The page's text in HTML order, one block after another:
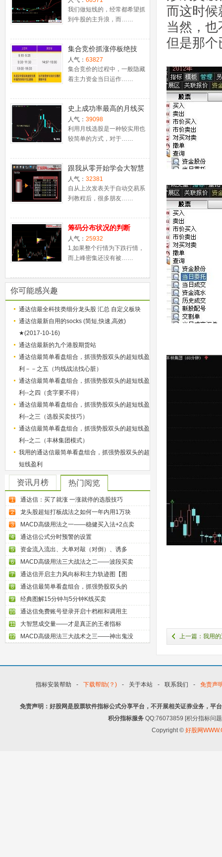
捉涨停板的技巧（图解）
我们做短线的，经常都希望抓
到牛股的主升浪，而……
集合竞价抓涨停板绝技
（附公式源码）
人气： 63827
集合竞价的过程中，一般隐藏
着主力资金当日运作……
史上成功率最高的月线买
入法，精准高效筛选暴涨
牛股，堪称选股法宝！
人气： 39098
利用月线选股是一种较实用也
较简单的方式，对于……
跟我从零开始学会大智慧
股票池自动交易
人气： 32381
自从上次发表关于自动交易系
列教程后，很多朋友……
筹码分布状况的判断
人气： 25932
1,如果整个行情为下跌行情，
而上峰密集还没有被……
你可能感兴趣
通达信最全科技类细分龙头股 汇总 自定义板块
通达信最新自用的socks (简短,快速,高效)
★(2017-10-16)
通达信最新的九个港股期货站
通达信最简单看盘组合，抓强势股双头的超短线盈
利－－之五（均线战法找心脏）
通达信最简单看盘组合，抓强势股双头的超短线盈
利--之四（贪字要不得）
通达信最简单看盘组合，抓强势股双头的超短线盈
利--之三（选股买卖技巧）
通达信最简单看盘组合，抓强势股双头的超短线盈
利--之二（丰林集团模式）
我用的通达信最简单看盘组合，抓强势股双头的超
短线盈利
资讯月榜 热门阅览
1 通达信：买了就涨 一涨就停的选股技巧
2 龙头股超短打板战法之如何一年内用1万块
3 MACD高级用法之一——稳健买入法+2点卖
4 通达信公式分时预警的设置
5 资金流入流出、大单对敲（对倒）、诱多
6 MACD高级用法三大战法之二——波段买卖
7 通达信开启主力风向标和主力轨迹图【图
8 通达信最简单看盘组合，抓强势股双头的
9 经典图解15分钟与5分钟K线买卖
10 通达信免费账号登录开启十档框和调用主
11 大智慧成交量——才是真正的王者指标
12 MACD高级用法三大战术之三——神出鬼没
而这时候
当然，
但是那个
上一篇：我用
指标安装帮助 - 下载帮助(？) - 关于本站 - 联系我们 - 免责声
免责声明：好股网是股票软件指标公式分享平台，不开展相关证券业务，平
积分指标服务 QQ:76073859 [积分指标问
Copyright © 好股网